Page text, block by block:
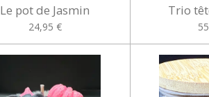
Le pot de Jasmin
24,95 €
Trio